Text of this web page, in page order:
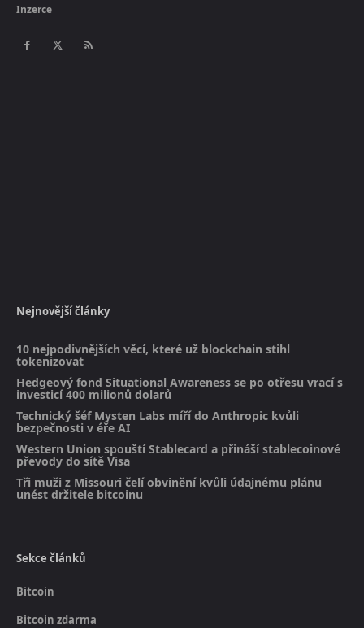
Inzerce
Nejnovější články
10 nejpodivnějších věcí, které už blockchain stihl
tokenizovat
Hedgeový fond Situational Awareness se po otřesu vrací s
investicí 400 milionů dolarů
Technický šéf Mysten Labs míří do Anthropic kvůli
bezpečnosti v éře AI
Western Union spouští Stablecard a přináší stablecoinové
převody do sítě Visa
Tři muži z Missouri čelí obvinění kvůli údajnému plánu
unést držitele bitcoinu
Sekce článků
Bitcoin
Bitcoin zdarma